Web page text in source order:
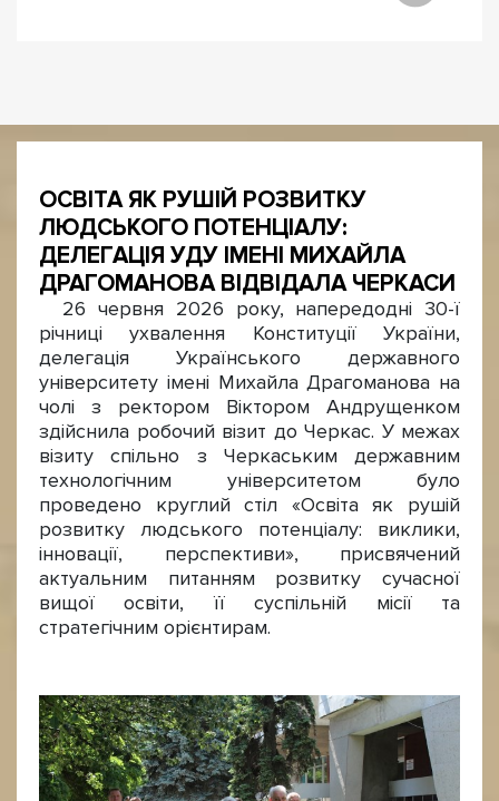
ОСВІТА ЯК РУШІЙ РОЗВИТКУ
ЛЮДСЬКОГО ПОТЕНЦІАЛУ:
ДЕЛЕГАЦІЯ УДУ ІМЕНІ МИХАЙЛА
ДРАГОМАНОВА ВІДВІДАЛА ЧЕРКАСИ
26 червня 2026 року, напередодні 30-ї
річниці ухвалення Конституції України,
делегація Українського державного
університету імені Михайла Драгоманова на
чолі з ректором Віктором Андрущенком
здійснила робочий візит до Черкас. У межах
візиту спільно з Черкаським державним
технологічним університетом було
проведено круглий стіл «Освіта як рушій
розвитку людського потенціалу: виклики,
інновації, перспективи», присвячений
актуальним питанням розвитку сучасної
вищої освіти, її суспільній місії та
стратегічним орієнтирам.